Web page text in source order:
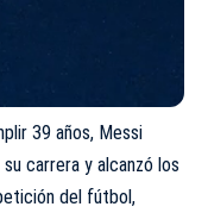
39 años, Messi
carrera y alcanzó los
del fútbol,